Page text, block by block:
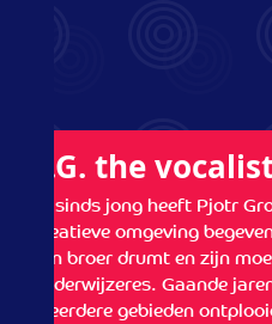
P.G. the
Al sinds jong heeft Pjotr
creatieve omgeving
zijn broer drumt en zijn
onderwijzeres. Gaande
meerdere gebieden